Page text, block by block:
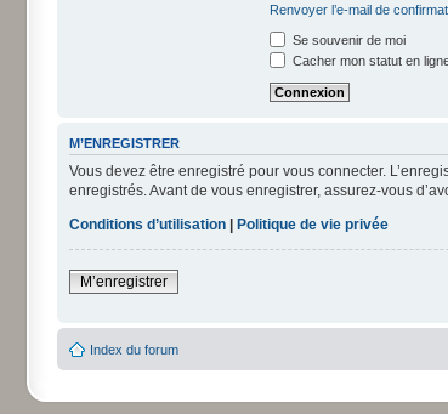
Renvoyer l’e-mail de
Se souvenir de moi
Cacher mon statut en
M’ENREGISTRER
Vous devez être enregistré pour vous connecter.
enregistrés. Avant de vous enregistrer, assurez-vous
Conditions d’utilisation
Politique de vie privée
M’enregistrer
Index du forum